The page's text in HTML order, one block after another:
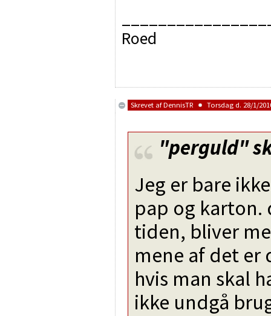
Roed
Skrevet afDennisTR Torsdag d. 28/1/
"perguld"
Jeg er bare
pap og karton.
tiden, bliver
mene af det er
hvis man skal
ikke undgå